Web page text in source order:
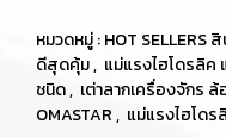
หมวดหมู่ :HOT SELLERS
ดีสุดคุ้ม, แม่แรงไฮโดรลิค
ชนิด, เต่าลากเครื่องจักร
OMASTAR, แม่แรงไฮโดร